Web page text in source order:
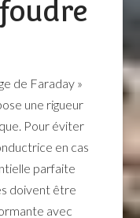
de Faraday »
une rigueur
Pour éviter
en cas
parfaite
doivent être
avec